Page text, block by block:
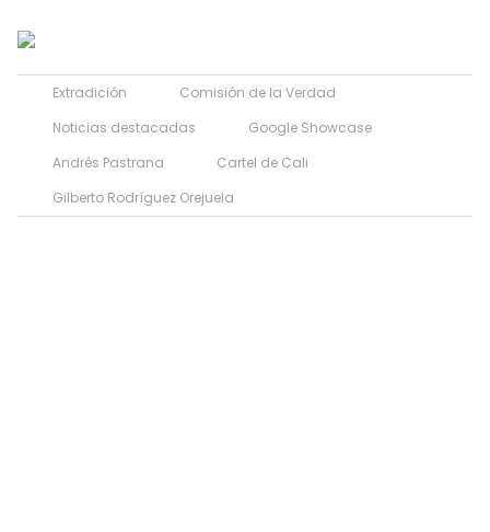
Extradición
Comisión de la Verdad
Noticias destacadas
Google Showcase
Andrés Pastrana
Cartel de Cali
Gilberto Rodríguez Orejuela